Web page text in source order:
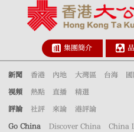
集團簡介
新聞 香港 內地 大灣區 台海
視頻 熱點 直播 精選
評論 社評 來論 港評論
Go China Discover China China